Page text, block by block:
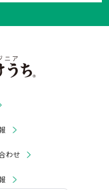
わせ